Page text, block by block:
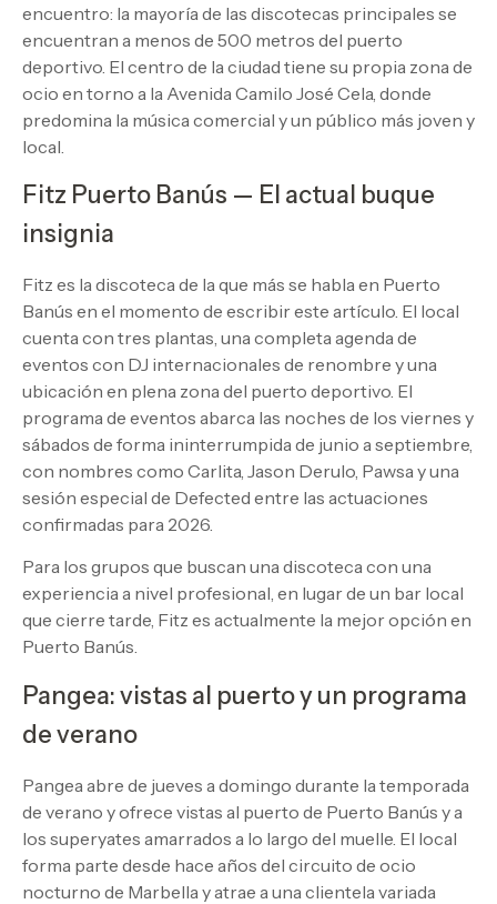
encuentro: la mayoría de las discotecas principales se
encuentran a menos de 500 metros del puerto
deportivo. El centro de la ciudad tiene su propia zona de
ocio en torno a la Avenida Camilo José Cela, donde
predomina la música comercial y un público más joven y
local.
Fitz Puerto Banús — El actual buque
insignia
Fitz es la discoteca de la que más se habla en Puerto
Banús en el momento de escribir este artículo. El local
cuenta con tres plantas, una completa agenda de
eventos con DJ internacionales de renombre y una
ubicación en plena zona del puerto deportivo. El
programa de eventos abarca las noches de los viernes y
sábados de forma ininterrumpida de junio a septiembre,
con nombres como Carlita, Jason Derulo, Pawsa y una
sesión especial de Defected entre las actuaciones
confirmadas para 2026.
Para los grupos que buscan una discoteca con una
experiencia a nivel profesional, en lugar de un bar local
que cierre tarde, Fitz es actualmente la mejor opción en
Puerto Banús.
Pangea: vistas al puerto y un programa
de verano
Pangea abre de jueves a domingo durante la temporada
de verano y ofrece vistas al puerto de Puerto Banús y a
los superyates amarrados a lo largo del muelle. El local
forma parte desde hace años del circuito de ocio
nocturno de Marbella y atrae a una clientela variada